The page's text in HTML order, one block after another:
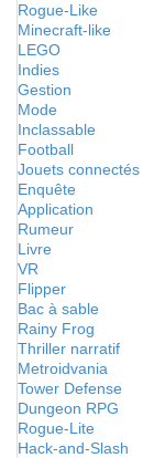
Rogue-Like
Minecraft-like
LEGO
Indies
Gestion
Mode
Inclassable
Football
Jouets connectés
Enquête
Application
Rumeur
Livre
VR
Flipper
Bac à sable
Rainy Frog
Thriller narratif
Metroidvania
Tower Defense
Dungeon RPG
Rogue-Lite
Hack-and-Slash